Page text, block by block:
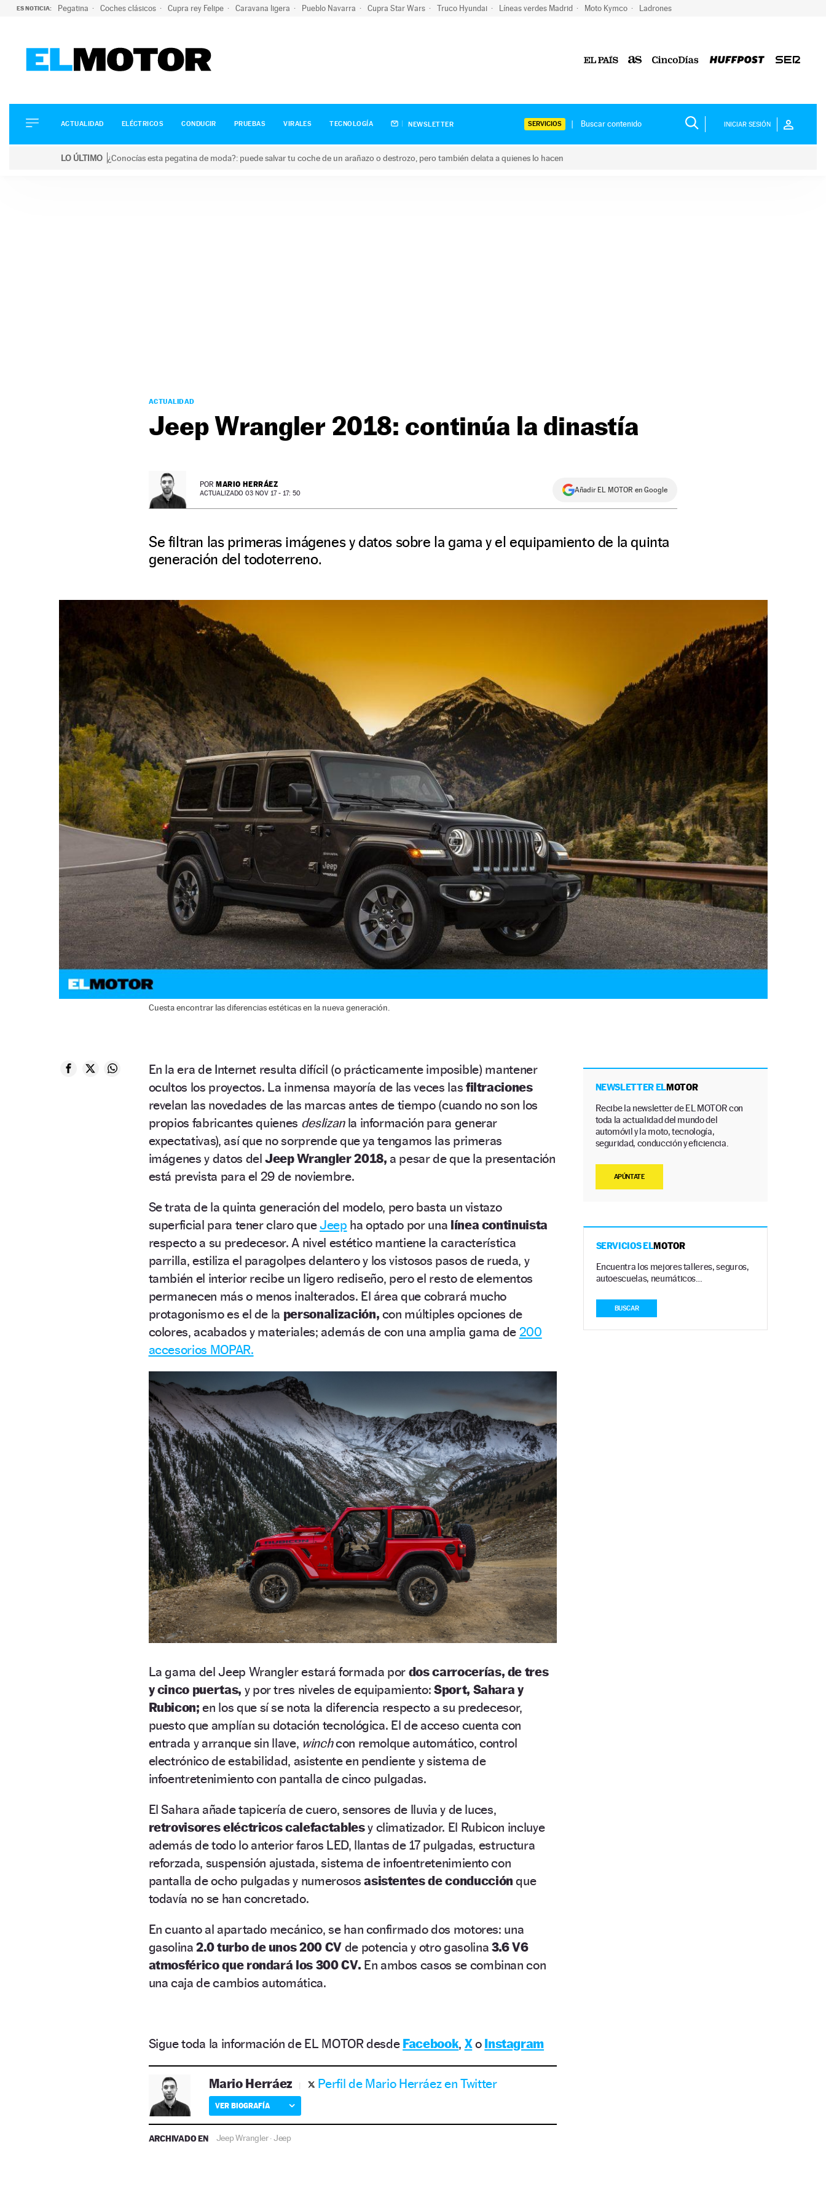
ES NOTICIA: Pegatina Coches clásicos Cupra rey Felipe Caravana ligera Pueblo Navarra Cupra Star Wars Truco Hyundai Líneas verdes Madrid Moto Kymco Ladrones
ELÉCTRICOS
CONDUCIR
ACTUALIDAD ELÉCTRICOS CONDUCIR PRUEBAS VIRALES TECNOLOGÍA NEWSLETTER SERVICIOS INICIAR SESIÓN
LO ÚLTIMO ¿Conocías esta pegatina de moda?: puede salvar tu coche de un arañazo o destrozo, pero también delata a quienes lo hacen
ACTUALIDAD
Jeep Wrangler 2018: continúa la dinastía
POR MARIO HERRÁEZ
ACTUALIZADO 03 NOV 17 - 17: 50 Añadir EL MOTOR en Google
Se filtran las primeras imágenes y datos sobre la gama y el equipamiento de la quinta
generación del todoterreno.
Cuesta encontrar las diferencias estéticas en la nueva generación.
En la era de Internet resulta difícil (o prácticamente imposible) mantener
ocultos los proyectos. La inmensa mayoría de las veces las filtraciones
revelan las novedades de las marcas antes de tiempo (cuando no son los
propios fabricantes quienes deslizanla información para generar
expectativas), así que no sorprende que ya tengamos las primeras
imágenes y datos delJeep Wrangler 2018, a pesar de que la presentación
está prevista para el 29 de noviembre.
Se trata de la quinta generación del modelo, pero basta un vistazo
superficial para tener claro queJeep ha optado por una línea continuista
respecto a su predecesor. A nivel estético mantiene la característica
parrilla, estiliza el paragolpes delantero y los vistosos pasos de rueda, y
también el interior recibe un ligero rediseño, pero el resto de elementos
permanecen más o menos inalterados. El área que cobrará mucho
protagonismo es el de la personalización, con múltiples opciones de
colores, acabados y materiales; además de con una amplia gama de 200
accesorios MOPAR.
La gama del Jeep Wrangler estará formada por dos carrocerías, de tres
y cinco puertas, y por tres niveles de equipamiento: Sport, Sahara y
Rubicon; en los que sí se nota la diferencia respecto a su predecesor,
puesto que amplían su dotación tecnológica. El de acceso cuenta con
entrada y arranque sin llave, winchcon remolque automático, control
electrónico de estabilidad, asistente en pendiente y sistema de
infoentretenimiento con pantalla de cinco pulgadas.
El Sahara añade tapicería de cuero, sensores de lluvia y de luces,
retrovisores eléctricos calefactablesy climatizador. El Rubicon incluye
además de todo lo anterior faros LED, llantas de 17 pulgadas, estructura
reforzada, suspensión ajustada, sistema de infoentretenimiento con
pantalla de ocho pulgadas y numerosos asistentes de conducción que
todavía no se han concretado.
En cuanto al apartado mecánico, se han confirmado dos motores: una
gasolina2.0 turbo de unos 200 CVde potencia y otro gasolina 3.6 V6
atmosférico que rondará los 300 CV. En ambos casos se combinan con
una caja de cambios automática.
Sigue toda la información de EL MOTOR desde Facebook, Xo Instagram
Mario Herráez Perfil de Mario Herráez en Twitter
VER BIOGRAFÍA
ARCHIVADO EN Jeep Wrangler·Jeep
NEWSLETTER ELMOTOR
Recibe la newsletter de EL MOTOR con
toda la actualidad del mundo del
automóvil y la moto, tecnología,
seguridad, conducción y eficiencia.
APÚNTATE
SERVICIOS ELMOTOR
Encuentra los mejores talleres, seguros,
autoescuelas, neumáticos…
BUSCAR